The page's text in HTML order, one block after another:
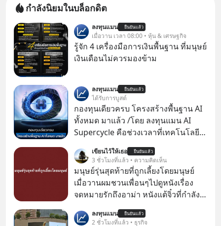
กำลังนิยมในบล็อกดิต
ลงทุนแมน ยืนยันแล้ว
เมื่อวาน เวลา 08:00 • หุ้น & เศรษฐกิจ
รู้จัก 4 เครื่องมือการเงินพื้นฐาน ที่มนุษย์
เงินเดือนไม่ควรมองข้าม
ลงทุนแมน ยืนยันแล้ว
ได้รับการบูสต์
กองทุนเดียวครบ โครงสร้างพื้นฐาน AI
ทั้งหมด มาแล้ว /โดย ลงทุนแมน AI
Supercycle คือช่วงเวลาที่เทคโนโลยี
เคลื่อนหลัก ของการเติบโตทาง
เศรษฐกิจ และวิถีชีวิตของผู้คนอย่าง
ยาวนานต่อจากนี้
เขียนไว้ให้เธอ ยืนยันแล้ว
3 ชั่วโมงที่แล้ว • ความคิดเห็น
มนุษย์รุ่นสุดท้ายที่ถูกเลี้ยงโดยมนุษย์
เมื่อวานผมชวนเพื่อนๆไปดูหนังเรื่อง
จดหมายรักถึงอาม่า หนังแต้จิ๋วที่กำลัง
ป๊าผมเห็นโปสเตอร์หนังเรื่องนี้หลาย
ลงทุนแมน ยืนยันแล้ว
2 ชั่วโมงที่แล้ว • ธุรกิจ